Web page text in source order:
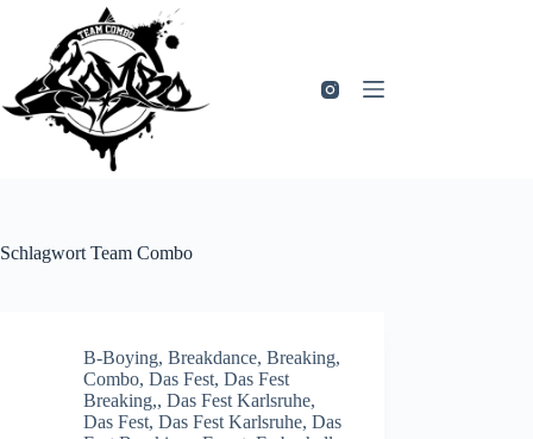
springen
Schlagwort Team Combo
B-Boying, Breakdance, Breaking,
Combo, Das Fest, Das Fest
Breaking,, Das Fest Karlsruhe,
Das Fest, Das Fest Karlsruhe, Das